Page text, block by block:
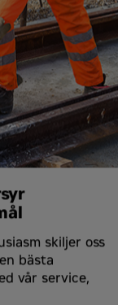
skiljer oss
bästa
vår service,